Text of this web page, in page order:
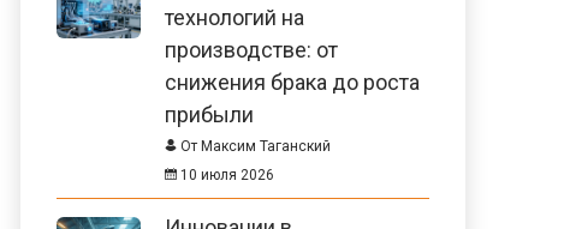
технологий на
производстве: от
снижения брака до роста
прибыли
От Максим Таганский
10 июля 2026